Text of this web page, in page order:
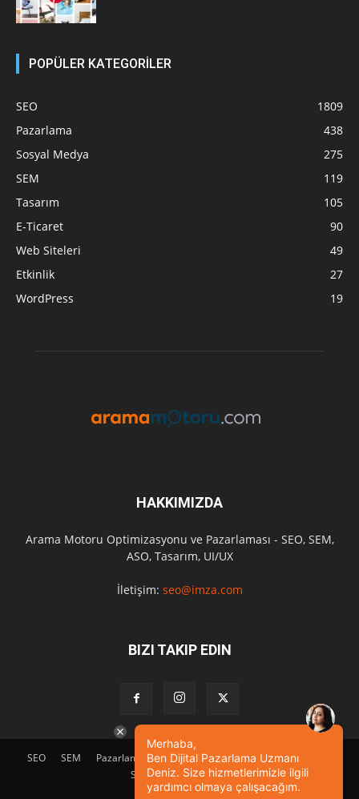
POPÜLER KATEGORİLER
SEO
1809
Pazarlama
438
Sosyal Medya
275
SEM
119
Tasarım
105
E-Ticaret
90
Web Siteleri
49
Etkinlik
27
WordPress
19
HAKKIMIZDA
Arama Motoru Optimizasyonu ve Pazarlaması - SEO, SEM,
ASO, Tasarım, UI/UX
İletişim: seo@imza.com
BIZI TAKIP EDIN
SEO SEM Pazarlama Tasarım Sosyal Medya
Etkinlik
SEO Eğitimi
İletişim
Merhaba,
Ben Dijital Pazarlama Uzmanı
Deniz. Size hizmetlerimizle ilgili
yardımcı olmaya çalışacağım.